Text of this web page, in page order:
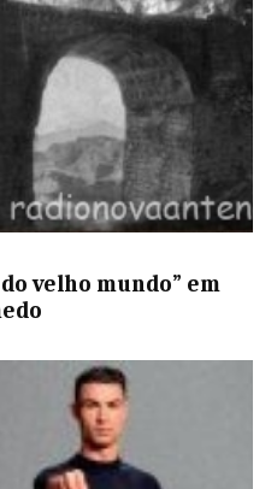
velho mundo” em